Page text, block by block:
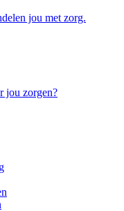
jou met zorg.
jou zorgen?